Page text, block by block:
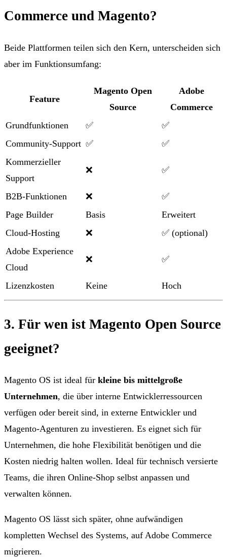
Commerce und Magento?
Beide Plattformen teilen sich den Kern, unterscheiden sich
aber im Funktionsumfang:
Feature
Magento Open
Source
Adobe
Commerce
Grundfunktionen
✅
✅
Community-Support ✅
✅
Kommerzieller
Support
❌ ✅
B2B-Funktionen ❌
✅
Page Builder
Basis
Erweitert
Cloud-Hosting
❌
✅ (optional)
Adobe Experience
Cloud
❌ ✅
Lizenzkosten Keine Hoch
3. Für wen ist Magento Open Source
geeignet?
Magento OS ist ideal für kleine bis mittelgroße
Unternehmen, die über interne Entwicklerressourcen
verfügen oder bereit sind, in externe Entwickler und
Magento-Agenturen zu investieren. Es eignet sich für
Unternehmen, die hohe Flexibilität benötigen und die
Kosten niedrig halten wollen. Ideal für technisch versierte
Teams, die ihren Online-Shop selbst anpassen und
verwalten können.
Magento OS lässt sich später, ohne aufwändigen
kompletten Wechsel des Systems, auf Adobe Commerce
migrieren.